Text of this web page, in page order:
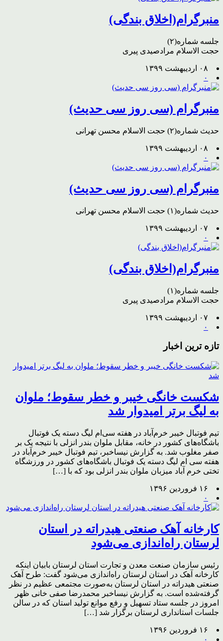
منبرگرام(اخلاق بندگی)
جلسه شماره(۲)
حجت الاسلام مرادصیدی پیری
۰۸ اردیبهشت ۱۳۹۹
۰
منبرگرام (سی روز سی حدیث)
حدیث شماره(۲) حجت الاسلام محسن تهرانی
۰۸ اردیبهشت ۱۳۹۹
۰
منبرگرام (سی روز سی حدیث)
حدیث شماره(۱) حجت الاسلام محسن تهرانی
۰۷ اردیبهشت ۱۳۹۹
۰
منبرگرام(اخلاق بندگی)
جلسه شماره(۱)
حجت الاسلام مرادصیدی پیری
۰۷ اردیبهشت ۱۳۹۹
۰
تازه ترین اخبار
شکست خانگی خیبر و خطر سقوط؛ ملوان
به لیگ برتر امیدوار شد
تیم فوتبال خیبر خرم‌آباد در هفته سی‌ام لیگ دسته یک فوتبال
باشگاه‌های کشور در خانه، مقابل ملوان بندر انزلی با نتیجه یک بر
صفر مغلوب شد. به گزارش نیساخبر، تیم فوتبال خیبر خرم‌آباد در
هفته سی ام لیگ دسته یک فوتبال باشگاه‌های کشور در ورزشگاه
تختی خرم آباد میزبان ملوان بندر انزلی بود که با […]
۱۶ فروردین ۱۳۹۶
۰
کارخانه آهک صنعتی هیدراته در استان
لرستان راه‌اندازی می‌شود
رئیس سازمان صنعت معدن و تجارت استان لرستان بابیان اینکه
کارخانه آهک در استان لرستان راه‌اندازی می‌شود گفت: طرح آهک
صنعتی هیدراته در استان لرستان به‌صورت مجتمعی عظیم در نظر
گرفته‌شده است. به گزارش نیساخبر محمدرضا صفی خانی ظهر
امروز در جلسه ستاد تسهیل و رفع موانع تولید استان که در سالن
جلسات استانداری لرستان برگزار شد […]
۱۶ فروردین ۱۳۹۶
۰